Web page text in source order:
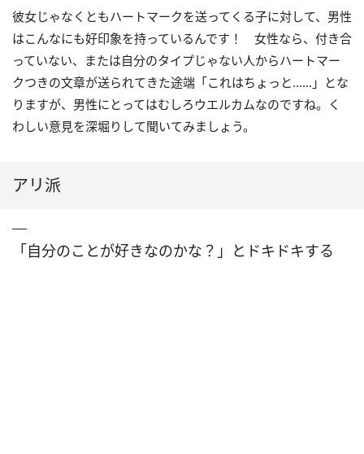
彼女じゃなくともハートマークを送ってくる子に対して、男性
はこんなにも好印象を持っているんです！ 女性なら、付き合
っていない、または自分のタイプじゃない人からハートマー
クつきの文章が送られてきた途端「これはちょっと……」とな
りますが、男性にとってはむしろウエルカムなのですね。く
わしい意見を深堀りして聞いてみましょう。
アリ派
「自分のことが好きなのかな？」とドキドキする